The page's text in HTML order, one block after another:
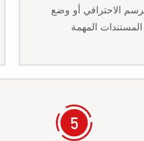
الاحترافي أو وضع